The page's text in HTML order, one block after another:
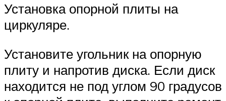
Установка опорной плиты на
циркуляре.
Установите угольник на опорную
плиту и напротив диска. Если диск
находится не под углом 90 градусов